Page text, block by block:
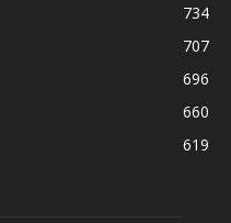
734
707
696
660
619